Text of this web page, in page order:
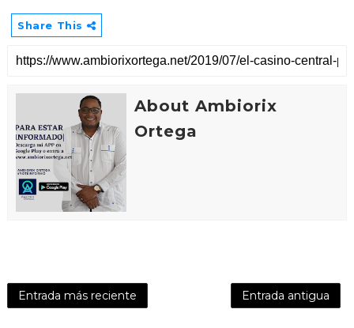
Share This
About Ambiorix
Ortega
Entrada más reciente Entrada antigua